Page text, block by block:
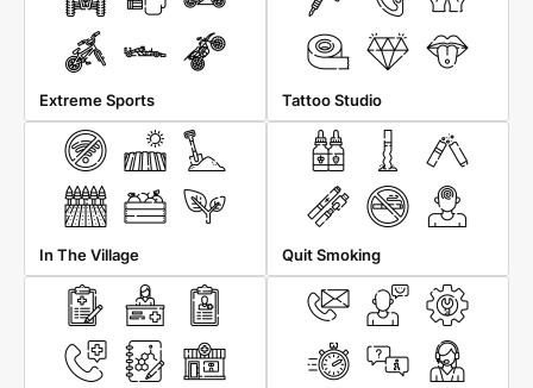
Extreme Sports Tattoo Studio
In The Village Quit Smoking